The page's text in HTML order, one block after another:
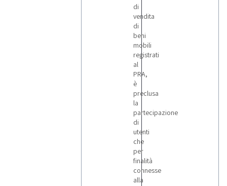
di
vendita
di
beni
mobili
registrati
al
PRA,
è
preclusa
la
partecipazione
di
utenti
che
per
finalità
connesse
alla